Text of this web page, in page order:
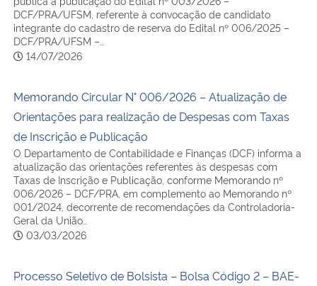
DCF/PRA/UFSM, referente à convocação de candidato
integrante do cadastro de reserva do Edital nº 006/2025 –
DCF/PRA/UFSM –…
14/07/2026
Memorando Circular N° 006/2026 – Atualização de
Orientações para realização de Despesas com Taxas
de Inscrição e Publicação
O Departamento de Contabilidade e Finanças (DCF) informa a
atualização das orientações referentes às despesas com
Taxas de Inscrição e Publicação, conforme Memorando nº
006/2026 – DCF/PRA, em complemento ao Memorando nº
001/2024, decorrente de recomendações da Controladoria-
Geral da União…
03/03/2026
Processo Seletivo de Bolsista – Bolsa Código 2 – BAE-